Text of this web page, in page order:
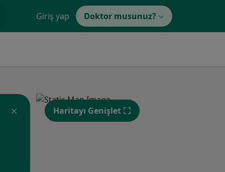
Giriş yap Doktor musunuz?
Haritayı Genişlet